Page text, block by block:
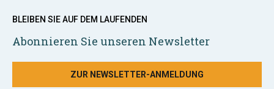
BLEIBEN SIE AUF DEM LAUFENDEN
Abonnieren Sie unseren Newsletter
ZUR NEWSLETTER-ANMELDUNG